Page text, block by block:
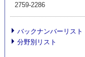
2759-2286
バックナンバーリスト
分野別リスト